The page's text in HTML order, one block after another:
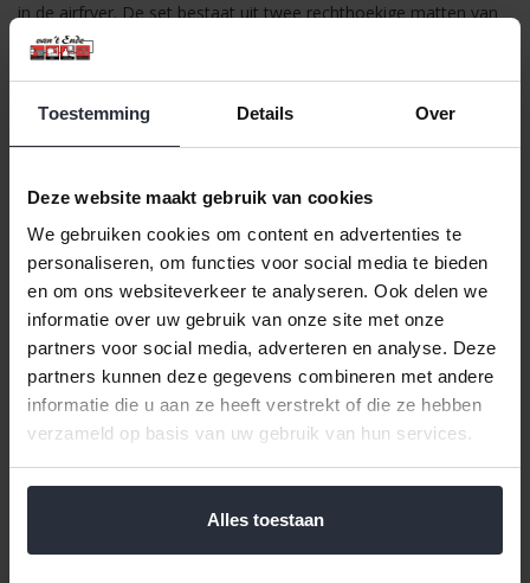
Toestemming Details Over
Deze website maakt gebruik van cookies
We gebruiken cookies om content en advertenties te
personaliseren, om functies voor social media te bieden
en om ons websiteverkeer te analyseren. Ook delen we
informatie over uw gebruik van onze site met onze
partners voor social media, adverteren en analyse. Deze
partners kunnen deze gegevens combineren met andere
informatie die u aan ze heeft verstrekt of die ze hebben
verzameld op basis van uw gebruik van hun services.
Alles toestaan
in de airfryer. De set bestaat uit twee rechthoekige matten van
24x24 cm, die zorgen voor een optimale bescherming van je
airfryer en een gemakkelijke reiniging. Dankzij het flexibele
herbruikbaar.
Eigenschappen:
Kleur: grijs
Materiaal: silicone
Vorm: rechthoekig (24x24 cm)
Lichtgewicht en eenvoudig schoon te maken
Verpakking: polybag met header card